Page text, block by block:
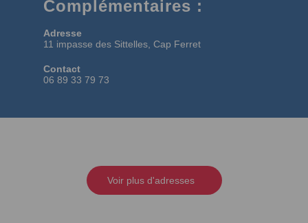
Complémentaires :
Adresse
11 impasse des Sittelles, Cap Ferret
Contact
06 89 33 79 73
Voir plus d'adresses